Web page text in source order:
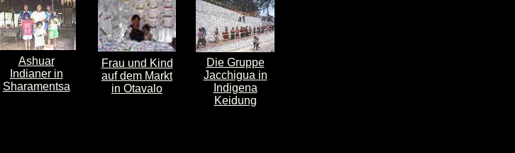
Ashuar
Indianer in
Sharamentsa
Die Gruppe
Jacchigua in
Indigena
Keidung
Frau und Kind
auf dem Markt
in Otavalo